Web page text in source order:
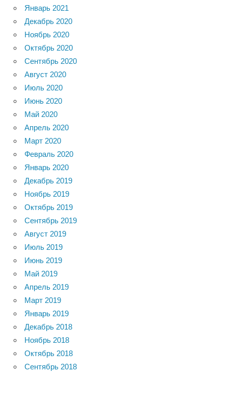
Январь 2021
Декабрь 2020
Ноябрь 2020
Октябрь 2020
Сентябрь 2020
Август 2020
Июль 2020
Июнь 2020
Май 2020
Апрель 2020
Март 2020
Февраль 2020
Январь 2020
Декабрь 2019
Ноябрь 2019
Октябрь 2019
Сентябрь 2019
Август 2019
Июль 2019
Июнь 2019
Май 2019
Апрель 2019
Март 2019
Январь 2019
Декабрь 2018
Ноябрь 2018
Октябрь 2018
Сентябрь 2018